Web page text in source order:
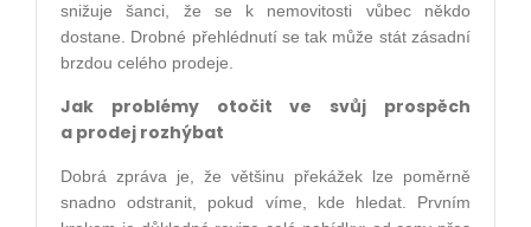
snižuje šanci, že se k nemovitosti vůbec někdo
dostane. Drobné přehlédnutí se tak může stát zásadní
brzdou celého prodeje.
Jak problémy otočit ve svůj prospěch
a prodej rozhýbat
Dobrá zpráva je, že většinu překážek lze poměrně
snadno odstranit, pokud víme, kde hledat. Prvním